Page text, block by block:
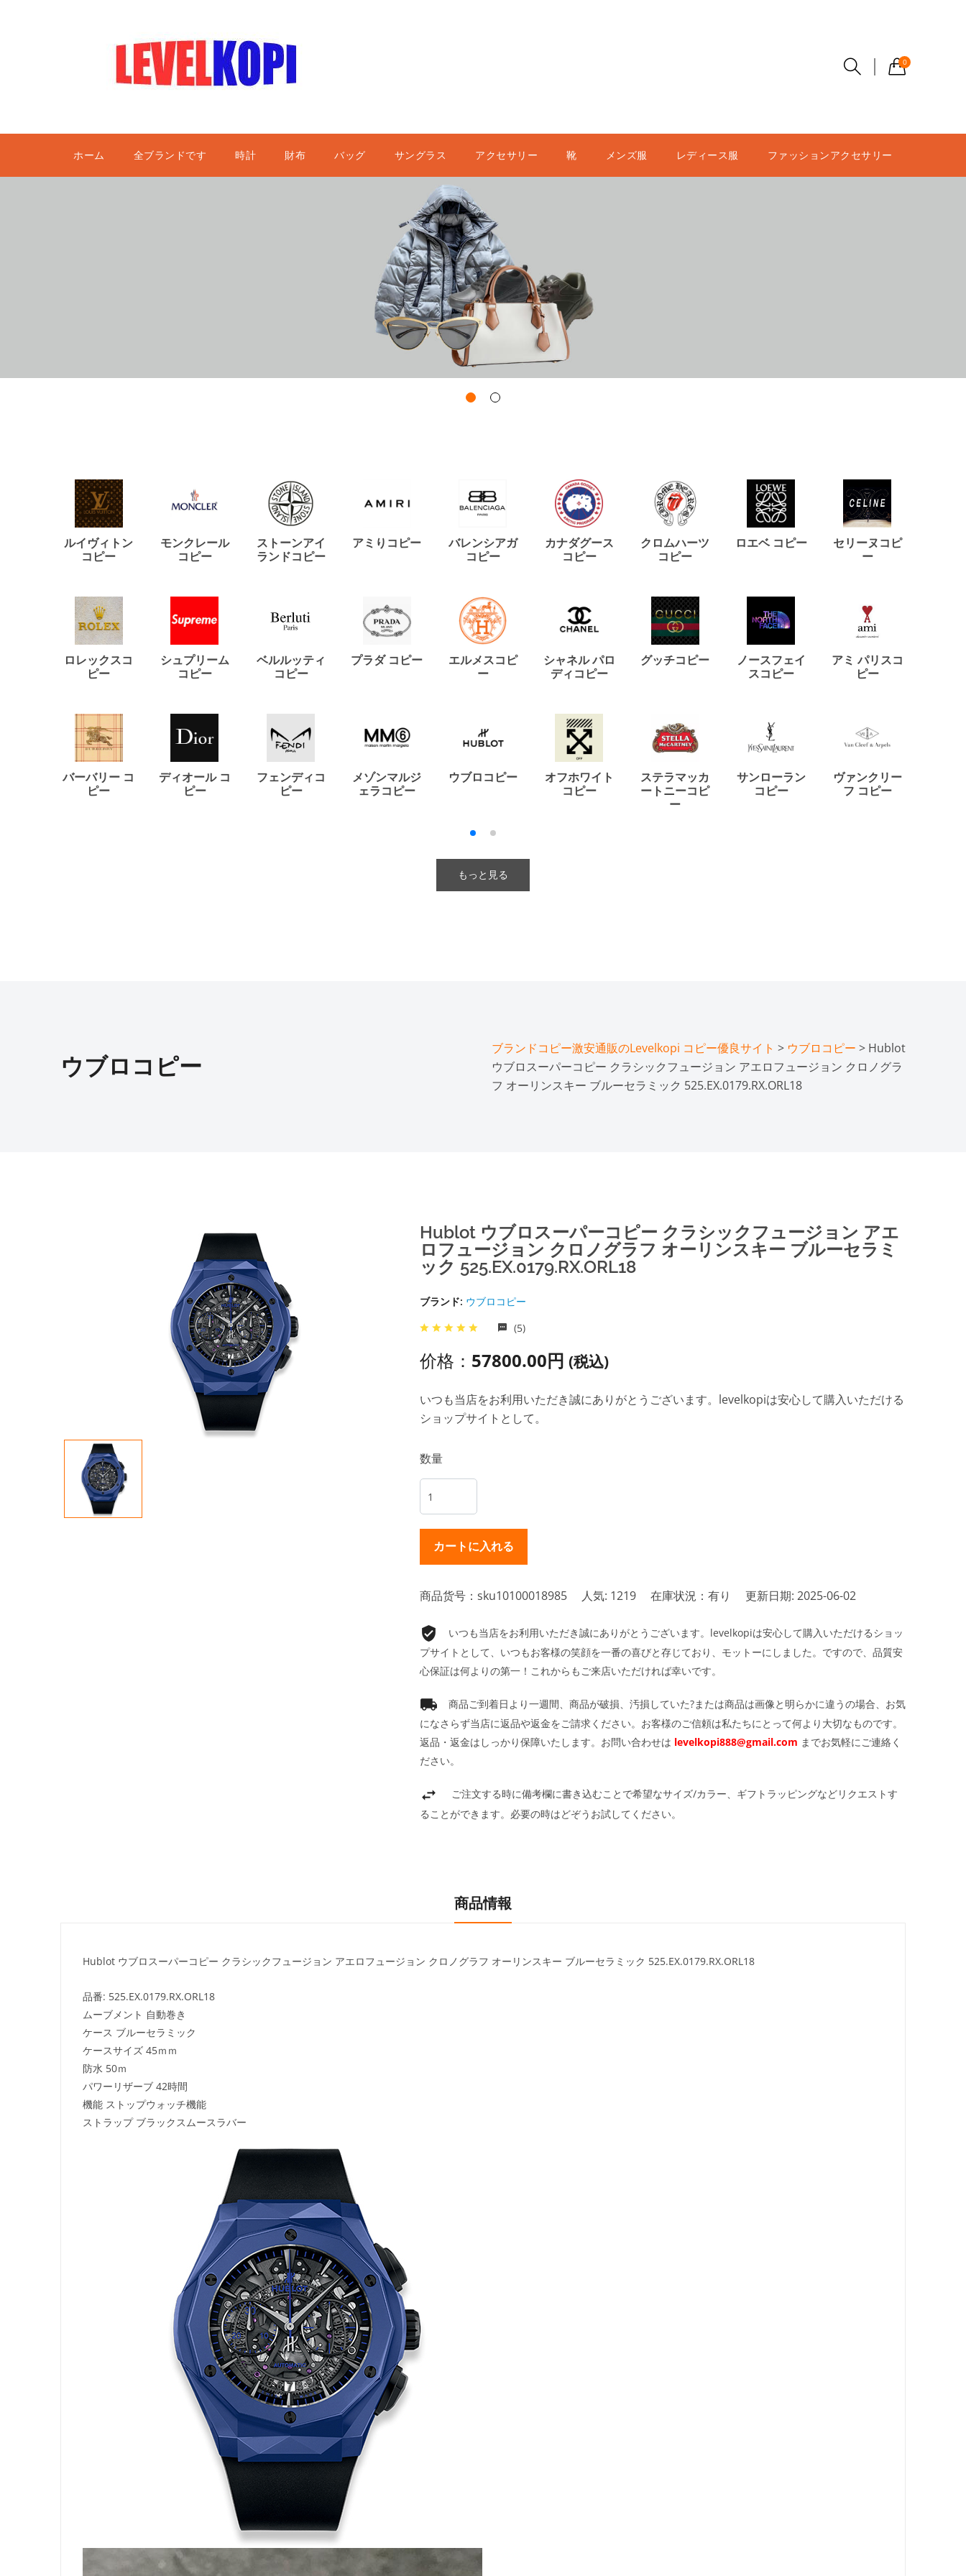
0
ホーム 全ブランドです 時計 財布 バッグ サングラス アクセサリー 靴 メンズ服 レディース服 ファッションアクセサリー
ルイヴィトン
コピー
モンクレール
コピー
ストーンアイ
ランドコピー
アミりコピー
バレンシアガ
コピー
カナダグース
コピー
クロムハーツ
コピー
ロエベ コピー
セリーヌコピ
ー
ロレックスコ
ピー
シュプリーム
コピー
ベルルッティ
コピー
プラダ コピー
エルメスコピ
ー
シャネル パロ
ディコピー
グッチコピー
ノースフェイ
スコピー
アミ パリスコ
ピー
バーバリー コ
ピー
ディオール コ
ピー
フェンディコ
ピー
メゾンマルジ
ェラコピー
ウブロコピー
オフホワイト
コピー
ステラマッカ
ートニーコピ
ー
サンローラン
コピー
ヴァンクリー
フ コピー
もっと見る
ウブロコピー
ブランドコピー激安通販のLevelkopi コピー優良サイト > ウブロコピー > Hublot
ウブロスーパーコピー クラシックフュージョン アエロフュージョン クロノグラ
フ オーリンスキー ブルーセラミック 525.EX.0179.RX.ORL18
Hublot ウブロスーパーコピー クラシックフュージョン アエ
ロフュージョン クロノグラフ オーリンスキー ブルーセラミ
ック 525.EX.0179.RX.ORL18
ブランド: ウブロコピー
(5)
价格： 57800.00円 (税込)
いつも当店をお利用いただき誠にありがとうございます。levelkopiは安心して購入いただける
ショップサイトとして。
数量
商品货号：sku10100018985 人気: 1219 在庫状況：有り 更新日期: 2025-06-02
いつも当店をお利用いただき誠にありがとうございます。levelkopiは安心して購入いただけるショッ
プサイトとして、いつもお客様の笑顔を一番の喜びと存じており、モットーにしました。ですので、品質安
心保証は何よりの第一！これからもご来店いただければ幸いです。
商品ご到着日より一週間、商品が破損、汚損していた?または商品は画像と明らかに違うの場合、お気
になさらず当店に返品や返金をご請求ください。お客様のご信頼は私たちにとって何より大切なものです。
返品・返金はしっかり保障いたします。お問い合わせは levelkopi888@gmail.com までお気軽にご連絡く
ださい。
ご注文する時に備考欄に書き込むことで希望なサイズ/カラー、ギフトラッピングなどリクエストす
ることができます。必要の時はどぞうお試してください。
商品情報
Hublot ウブロスーパーコピー クラシックフュージョン アエロフュージョン クロノグラフ オーリンスキー ブルーセラミック 525.EX.0179.RX.ORL18
品番: 525.EX.0179.RX.ORL18
ムーブメント 自動巻き
ケース ブルーセラミック
ケースサイズ 45ｍｍ
防水 50ｍ
パワーリザーブ 42時間
機能 ストップウォッチ機能
ストラップ ブラックスムースラバー